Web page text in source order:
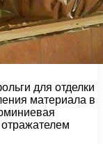
для отделки
материала в